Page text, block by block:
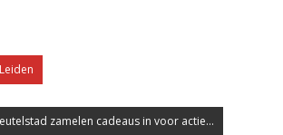
Leiden
zamelen cadeaus in voor actie...